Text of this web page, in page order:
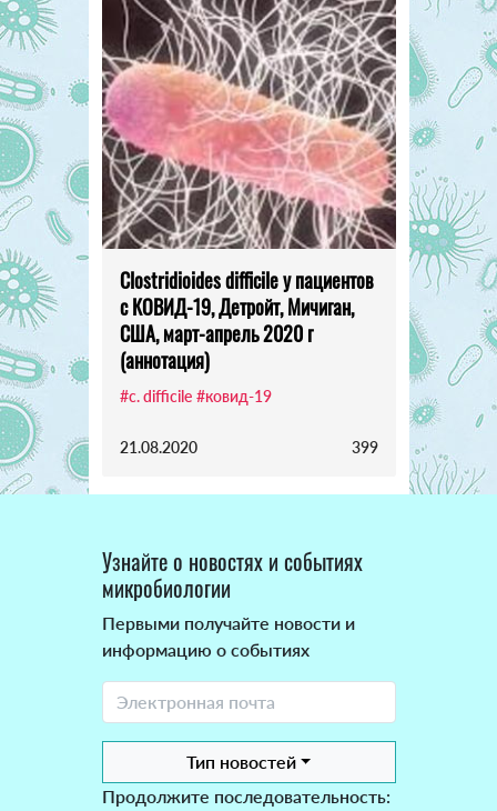
Clostridioides difficile у пациентов
с КОВИД-19, Детройт, Мичиган,
США, март-апрель 2020 г
(аннотация)
#c. difficile #ковид-19
21.08.2020 399
Узнайте о новостях и событиях
микробиологии
Первыми получайте новости и
информацию о событиях
Тип новостей
Продолжите последовательность: